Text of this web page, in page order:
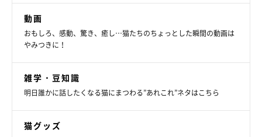
動画
おもしろ、感動、驚き、癒し…猫たちのちょっとした瞬間の動画は
やみつきに！
雑学・豆知識
明日誰かに話したくなる猫にまつわる”あれこれ”ネタはこちら
猫グッズ